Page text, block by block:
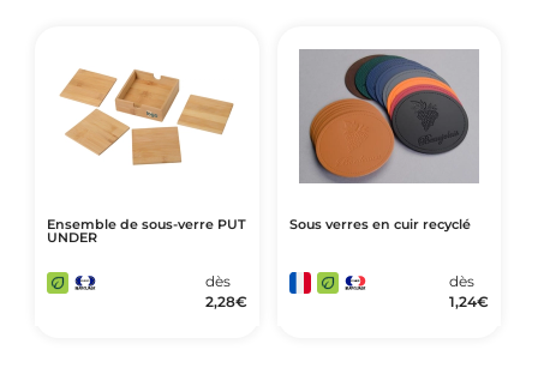
Ensemble de sous-verre PUT
UNDER
dès
2,28€
Sous verres en cuir recyclé
dès
1,24€